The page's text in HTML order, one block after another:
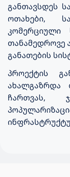
განთავსდეს
ოთახები,
კომერციული
თანამედროვე
განათების
პროექტის
ახალგაზრდა
ჩართვას,